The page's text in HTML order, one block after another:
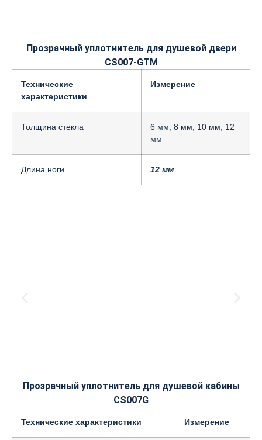
Прозрачный уплотнитель для душевой двери
CS007-GTM
Технические
характеристики
Измерение
Толщина стекла
6 мм, 8 мм, 10 мм, 12
мм
Длина ноги 12 мм
Прозрачный уплотнитель для душевой кабины
CS007G
Технические характеристики Измерение